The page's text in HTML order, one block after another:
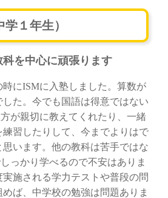
１年生）
を中心に頑張ります
にISMに入塾しました。算数が
た。今でも国語は得意ではない
が親切に教えてくれたり、一緒
習したりして、今までよりはで
います。他の教科は苦手ではな
っかり学べるので不安はありま
施される学力テストや普段の問
ば、中学校の勉強は問題ありま